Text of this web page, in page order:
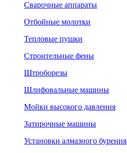
Сварочные аппараты
Отбойные молотки
Тепловые пушки
Строительные фены
Штроборезы
Шлифовальные машины
Мойки высокого давления
Затирочные машины
Установки алмазного бурения